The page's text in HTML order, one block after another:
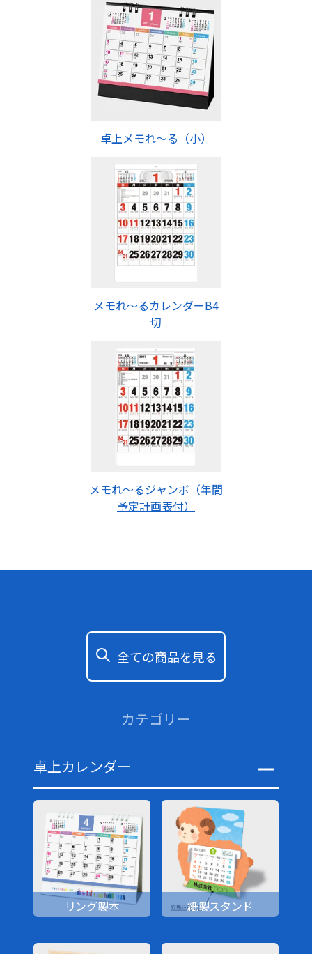
卓上メモれ～る（小）
メモれ～るカレンダーB4
切
メモれ～るジャンボ（年間
予定計画表付）
全ての商品を見る
カテゴリー
卓上カレンダー
リング製本 紙製スタンド